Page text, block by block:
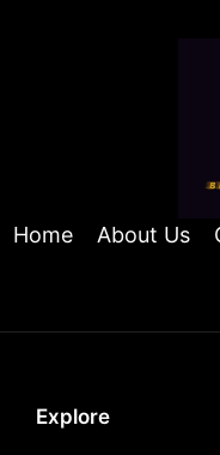
Home About Us
Explore